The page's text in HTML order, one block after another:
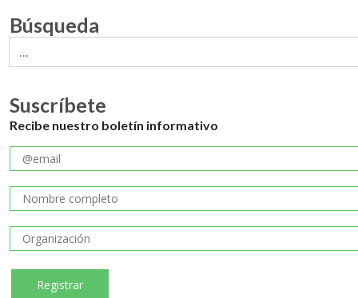
Búsqueda
Suscríbete
Recibe nuestro boletín informativo